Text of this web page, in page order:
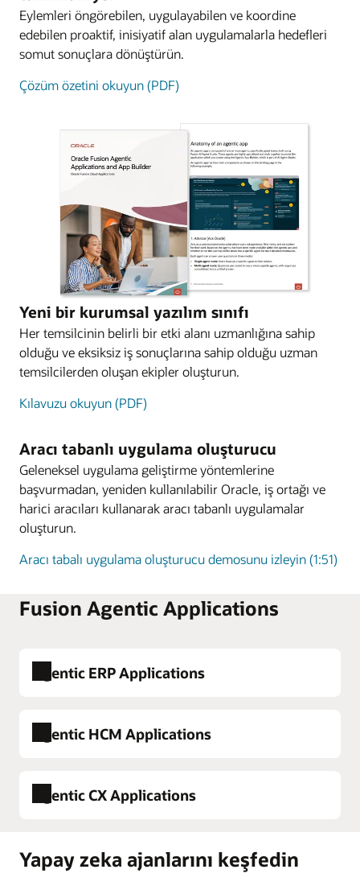
Eylemleri öngörebilen, uygulayabilen ve koordine
edebilen proaktif, inisiyatif alan uygulamalarla hedefleri
somut sonuçlara dönüştürün.
Çözüm özetini okuyun (PDF)
Yeni bir kurumsal yazılım sınıfı
Her temsilcinin belirli bir etki alanı uzmanlığına sahip
olduğu ve eksiksiz iş sonuçlarına sahip olduğu uzman
temsilcilerden oluşan ekipler oluşturun.
Kılavuzu okuyun (PDF)
Aracı tabanlı uygulama oluşturucu
Geleneksel uygulama geliştirme yöntemlerine
başvurmadan, yeniden kullanılabilir Oracle, iş ortağı ve
harici aracıları kullanarak aracı tabanlı uygulamalar
oluşturun.
Aracı tabalı uygulama oluşturucu demosunu izleyin (1:51)
Fusion Agentic Applications
Agentic ERP Applications
Workspace
birleştirerek sorunları tespit
eder, işlem gruplarını
Agentic HCM Applications
Career
Çalışanları açık pozisyonlarla
Agentic CX Applications
Agentic
Yapay zeka ajanlarını keşfedin